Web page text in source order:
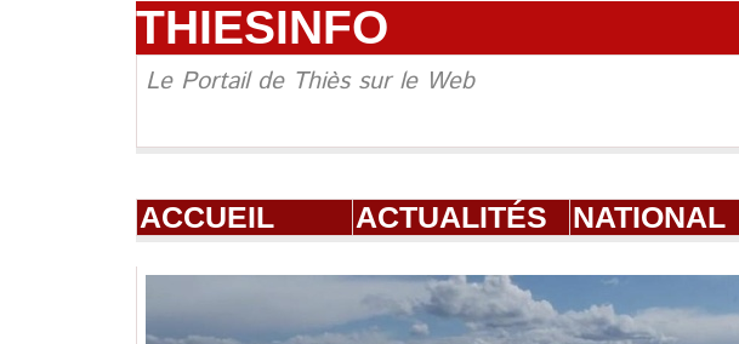
THIESINFO
Le Portail de Thiès sur le Web
ACCUEIL ACTUALITÉS NATIONAL